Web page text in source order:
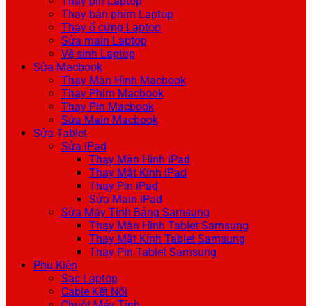
Thay bàn phím Laptop
Thay ổ cứng Laptop
Sửa main Laptop
Vệ sinh Laptop
Sửa Macbook
Thay Màn Hình Macbook
Thay Phím Macbook
Thay Pin Macbook
Sửa Main Macbook
Sửa Tablet
Sửa iPad
Thay Màn Hình iPad
Thay Mặt Kính iPad
Thay Pin iPad
Sửa Main iPad
Sửa Máy Tính Bảng Samsung
Thay Màn Hình Tablet Samsung
Thay Mặt Kính Tablet Samsung
Thay Pin Tablet Samsung
Phụ Kiện
Sạc Laptop
Cable Kết Nối